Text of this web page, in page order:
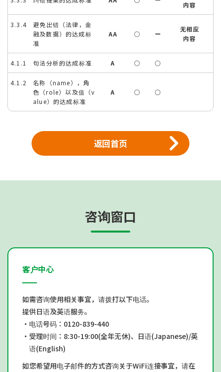
内容
3.3.4 避免出错（法律，金
融及数据）的达成标
准
AA ○ ー
无相应
内容
4.1.1 句法分析的达成标准 A ○ ○
4.1.2 名称（name），角
色（role）以及值（v
alue）的达成标准
A ○ ○
返回首页
咨询窗口
客户中心
如需咨询使用相关事宜，请拨打以下电话。
提供日语及英语服务。
・电话号码：0120-839-440
・受理时间：8:30-19:00(全年无休)、日语(Japanese)/英
语(English)
如您希望用电子邮件的方式咨询关于WiFi连接事宜，请在